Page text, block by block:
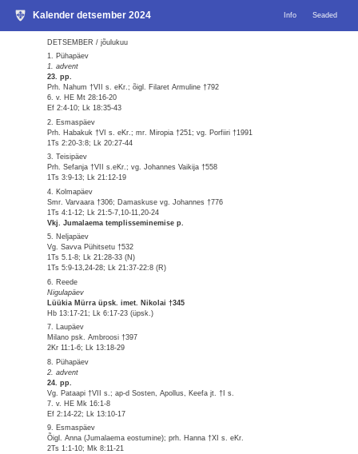
Kalender detsember 2024 Info Seaded
DETSEMBER / jõulukuu
1. Pühapäev
1. advent
23. pp.
Prh. Nahum †VII s. eKr.; õigl. Filaret Armuline †792
6. v. HE Mt 28:16-20
Ef 2:4-10; Lk 18:35-43
2. Esmaspäev
Prh. Habakuk †VI s. eKr.; mr. Miropia †251; vg. Porfiiri †1991
1Ts 2:20-3:8; Lk 20:27-44
3. Teisipäev
Prh. Sefanja †VII s.eKr.; vg. Johannes Vaikija †558
1Ts 3:9-13; Lk 21:12-19
4. Kolmapäev
Smr. Varvaara †306; Damaskuse vg. Johannes †776
1Ts 4:1-12; Lk 21:5-7,10-11,20-24
Vkj. Jumalaema templisseminemise p.
5. Neljapäev
Vg. Savva Pühitsetu †532
1Ts 5.1-8; Lk 21:28-33 (N)
1Ts 5:9-13,24-28; Lk 21:37-22:8 (R)
6. Reede
Nigulapäev
Lüükia Mürra üpsk. imet. Nikolai †345
Hb 13:17-21; Lk 6:17-23 (üpsk.)
7. Laupäev
Milano psk. Ambroosi †397
2Kr 11:1-6; Lk 13:18-29
8. Pühapäev
2. advent
24. pp.
Vg. Pataapi †VII s.; ap-d Sosten, Apollus, Keefa jt. †I s.
7. v. HE Mk 16:1-8
Ef 2:14-22; Lk 13:10-17
9. Esmaspäev
Õigl. Anna (Jumalaema eostumine); prh. Hanna †XI s. eKr.
2Ts 1:1-10; Mk 8:11-21